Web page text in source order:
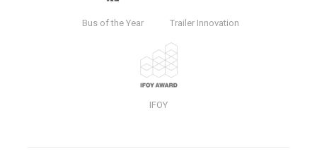
Bus of the Year Trailer Innovation
IFOY